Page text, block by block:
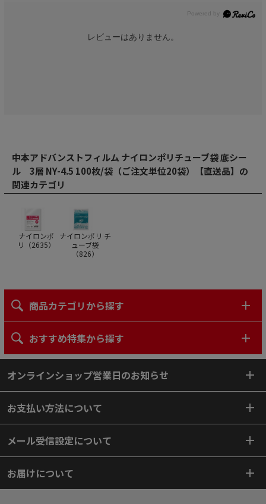
レビューはありません。
中本アドバンストフィルム ナイロンポリチューブ袋 底シー
ル 3層 NY-4.5 100枚/袋（ご注文単位20袋）【直送品】の
関連カテゴリ
ナイロンポ
リ（2635）
ナイロンポリ チ
ューブ袋
（826）
商品カテゴリから探す
おすすめ特集から探す
オンラインショップ営業日のお知らせ
お支払い方法について
メール受信設定について
お届けについて